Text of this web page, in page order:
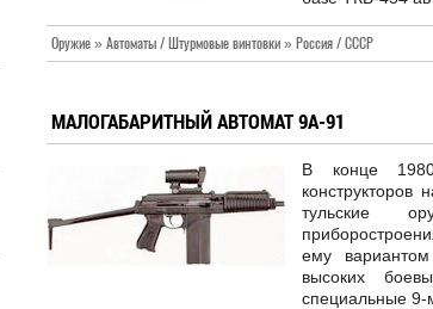
Оружие » Автоматы / Штурмовые винтовки » Россия / СССР
МАЛОГАБАРИТНЫЙ АВТОМАТ 9А-91
В конце
конструкторов
тульские
ему
высоких
специальные